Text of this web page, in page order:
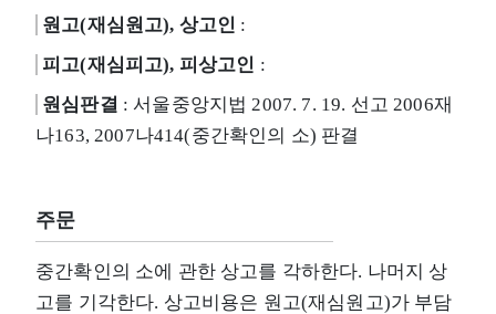
원고(재심원고), 상고인 :
피고(재심피고), 피상고인 :
원심판결 : 서울중앙지법 2007. 7. 19. 선고 2006재
나163, 2007나414(중간확인의 소) 판결
주문
중간확인의 소에 관한 상고를 각하한다. 나머지 상
고를 기각한다. 상고비용은 원고(재심원고)가 부담